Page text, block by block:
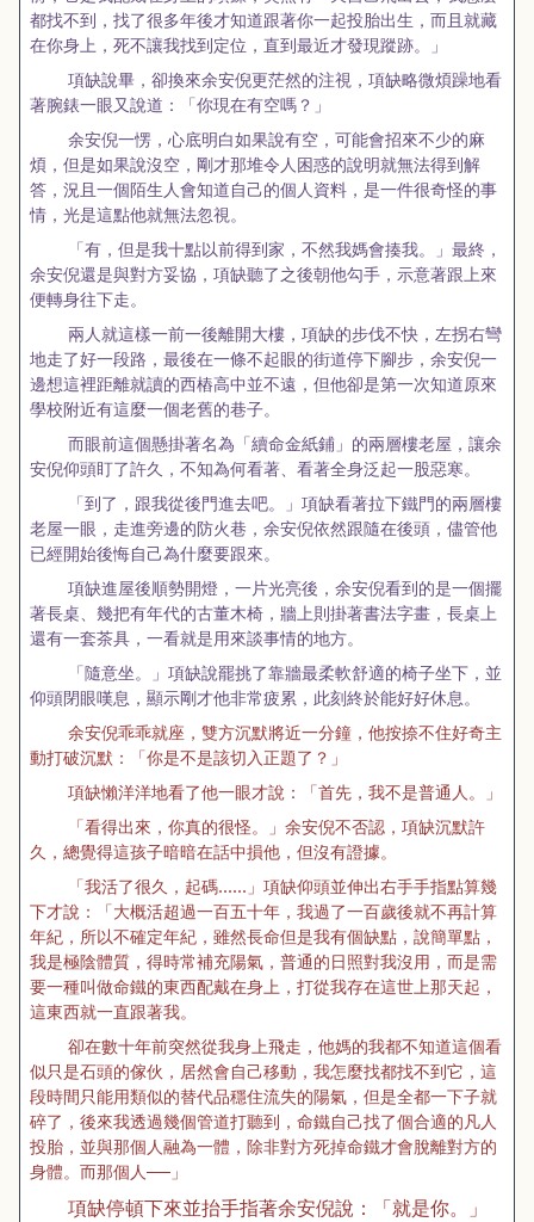
都找不到，找了很多年後才知道跟著你一起投胎出生，而且就藏
在你身上，死不讓我找到定位，直到最近才發現蹤跡。」
項缺說畢，卻換來余安倪更茫然的注視，項缺略微煩躁地看
著腕錶一眼又說道：「你現在有空嗎？」
余安倪一愣，心底明白如果說有空，可能會招來不少的麻
煩，但是如果說沒空，剛才那堆令人困惑的說明就無法得到解
答，況且一個陌生人會知道自己的個人資料，是一件很奇怪的事
情，光是這點他就無法忽視。
「有，但是我十點以前得到家，不然我媽會揍我。」最終，
余安倪還是與對方妥協，項缺聽了之後朝他勾手，示意著跟上來
便轉身往下走。
兩人就這樣一前一後離開大樓，項缺的步伐不快，左拐右彎
地走了好一段路，最後在一條不起眼的街道停下腳步，余安倪一
邊想這裡距離就讀的西樁高中並不遠，但他卻是第一次知道原來
學校附近有這麼一個老舊的巷子。
而眼前這個懸掛著名為「續命金紙鋪」的兩層樓老屋，讓余
安倪仰頭盯了許久，不知為何看著、看著全身泛起一股惡寒。
「到了，跟我從後門進去吧。」項缺看著拉下鐵門的兩層樓
老屋一眼，走進旁邊的防火巷，余安倪依然跟隨在後頭，儘管他
已經開始後悔自己為什麼要跟來。
項缺進屋後順勢開燈，一片光亮後，余安倪看到的是一個擺
著長桌、幾把有年代的古董木椅，牆上則掛著書法字畫，長桌上
還有一套茶具，一看就是用來談事情的地方。
「隨意坐。」項缺說罷挑了靠牆最柔軟舒適的椅子坐下，並
仰頭閉眼嘆息，顯示剛才他非常疲累，此刻終於能好好休息。
余安倪乖乖就座，雙方沉默將近一分鐘，他按捺不住好奇主
動打破沉默：「你是不是該切入正題了？」
項缺懶洋洋地看了他一眼才說：「首先，我不是普通人。」
「看得出來，你真的很怪。」余安倪不否認，項缺沉默許
久，總覺得這孩子暗暗在話中損他，但沒有證據。
「我活了很久，起碼……」項缺仰頭並伸出右手手指點算幾
下才說：「大概活超過一百五十年，我過了一百歲後就不再計算
年紀，所以不確定年紀，雖然長命但是我有個缺點，說簡單點，
我是極陰體質，得時常補充陽氣，普通的日照對我沒用，而是需
要一種叫做命鐵的東西配戴在身上，打從我存在這世上那天起，
這東西就一直跟著我。
卻在數十年前突然從我身上飛走，他媽的我都不知道這個看
似只是石頭的傢伙，居然會自己移動，我怎麼找都找不到它，這
段時間只能用類似的替代品穩住流失的陽氣，但是全都一下子就
碎了，後來我透過幾個管道打聽到，命鐵自己找了個合適的凡人
投胎，並與那個人融為一體，除非對方死掉命鐵才會脫離對方的
身體。而那個人──」
項缺停頓下來並抬手指著余安倪說：「就是你。」